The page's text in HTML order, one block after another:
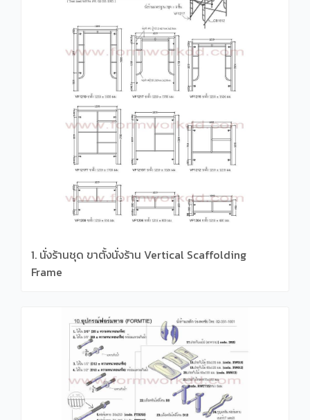
1. นั่งร้านชุด ขาตั้งนั่งร้าน Vertical Scaffolding
Frame